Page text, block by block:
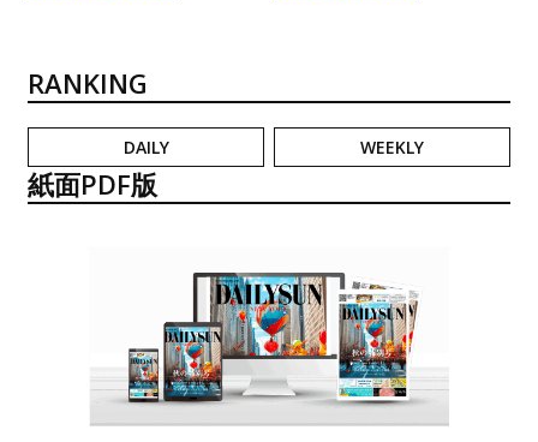
RANKING
DAILY WEEKLY
紙面PDF版